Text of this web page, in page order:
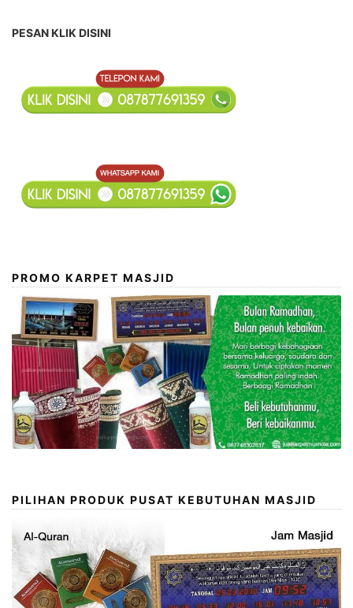
PESAN KLIK DISINI
PROMO KARPET MASJID
PILIHAN PRODUK PUSAT KEBUTUHAN MASJID